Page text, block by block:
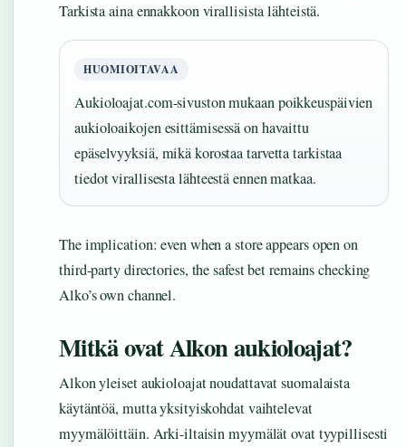
Tarkista aina ennakkoon virallisista lähteistä.
HUOMIOITAVAA
Aukioloajat.com-sivuston mukaan poikkeuspäivien
aukioloaikojen esittämisessä on havaittu
epäselvyyksiä, mikä korostaa tarvetta tarkistaa
tiedot virallisesta lähteestä ennen matkaa.
The implication: even when a store appears open on
third-party directories, the safest bet remains checking
Alko’s own channel.
Mitkä ovat Alkon aukioloajat?
Alkon yleiset aukioloajat noudattavat suomalaista
käytäntöä, mutta yksityiskohdat vaihtelevat
myymälöittäin. Arki-iltaisin myymälät ovat tyypillisesti